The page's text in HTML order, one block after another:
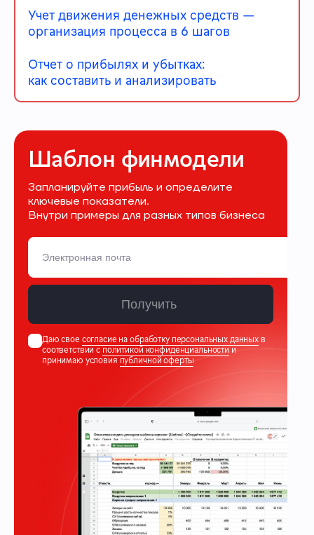
Учет движения денежных средств —
организация процесса в 6 шагов
Отчет о прибылях и убытках:
как составить и анализировать
Шаблон финмодели
Запланируйте прибыль и определите
ключевые показатели.
Внутри примеры для разных типов бизнеса
Получить
Даю свое согласие на обработку персональных данных в
соответствии сполитикой конфиденциальностии
принимаю условияпубличной оферты